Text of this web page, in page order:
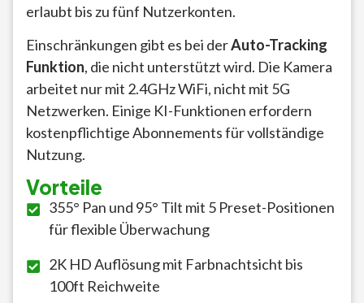
erlaubt bis zu fünf Nutzerkonten.
Einschränkungen gibt es bei derAuto-Tracking
Funktion, die nicht unterstützt wird. Die Kamera
arbeitet nur mit 2.4GHz WiFi, nicht mit 5G
Netzwerken. Einige KI-Funktionen erfordern
kostenpflichtige Abonnements für vollständige
Nutzung.
Vorteile
355° Pan und 95° Tilt mit 5 Preset-Positionen
für flexible Überwachung
2K HD Auflösung mit Farbnachtsicht bis
100ft Reichweite